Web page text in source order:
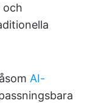
och
AI-